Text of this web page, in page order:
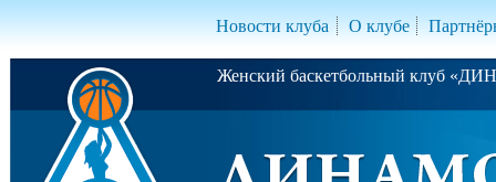
Новости клуба О клубе
Женский баскетбольный клуб